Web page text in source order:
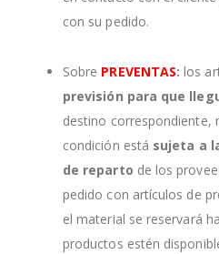
con su pedido.
Sobre PREVENTAS:los
previsión para que
destino correspondiente,
condición está sujeta a
de reparto de los
pedido con artículos de
el material se reservará
productos estén